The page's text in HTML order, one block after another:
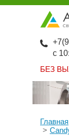
БЕЗ
с
Главная